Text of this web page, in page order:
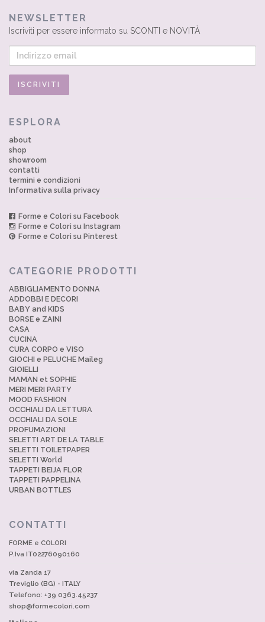
NEWSLETTER
Iscriviti per essere informato su SCONTI e NOVITÀ
ESPLORA
about
shop
showroom
contatti
termini e condizioni
Informativa sulla privacy
Forme e Colori su Facebook
Forme e Colori su Instagram
Forme e Colori su Pinterest
CATEGORIE PRODOTTI
ABBIGLIAMENTO DONNA
ADDOBBI E DECORI
BABY and KIDS
BORSE e ZAINI
CASA
CUCINA
CURA CORPO e VISO
GIOCHI e PELUCHE Maileg
GIOIELLI
MAMAN et SOPHIE
MERI MERI PARTY
MOOD FASHION
OCCHIALI DA LETTURA
OCCHIALI DA SOLE
PROFUMAZIONI
SELETTI ART DE LA TABLE
SELETTI TOILETPAPER
SELETTI World
TAPPETI BEIJA FLOR
TAPPETI PAPPELINA
URBAN BOTTLES
CONTATTI
FORME e COLORI
P.Iva IT02276090160
via Zanda 17
Treviglio (BG) - ITALY
Telefono: +39 0363.45237
shop@formecolori.com